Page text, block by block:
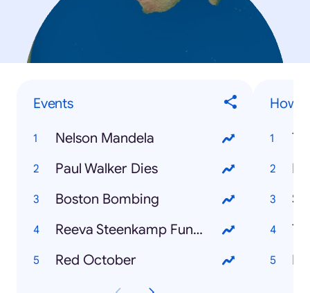
Events
Nelson Mandela
Paul Walker Dies
Boston Bombing
Reeva Steenkamp Funeral
Red October
How